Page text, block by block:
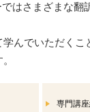
はさまざまな翻
んでいただくこ
専門講